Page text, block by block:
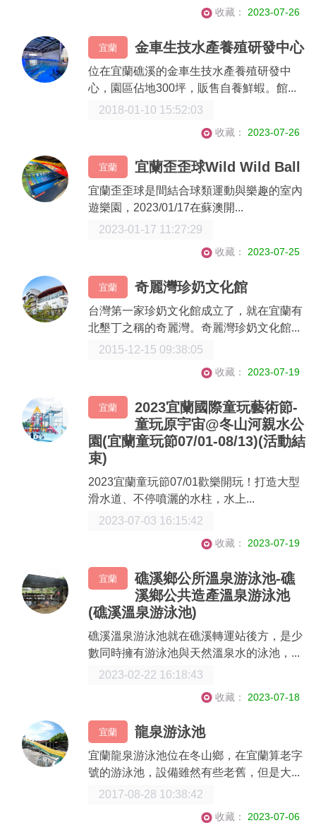
收藏： 2023-07-26
宜蘭 金車生技水產養殖研發中心
位在宜蘭礁溪的金車生技水產養殖研發中
心，園區佔地300坪，販售自養鮮蝦。館...
2018-01-10 15:52:03
收藏： 2023-07-26
宜蘭 宜蘭歪歪球Wild Wild Ball
宜蘭歪歪球是間結合球類運動與樂趣的室內
遊樂園，2023/01/17在蘇澳開...
2023-01-17 11:27:29
收藏： 2023-07-25
宜蘭 奇麗灣珍奶文化館
台灣第一家珍奶文化館成立了，就在宜蘭有
北墾丁之稱的奇麗灣。奇麗灣珍奶文化館...
2015-12-15 09:38:05
收藏： 2023-07-19
宜蘭
2023宜蘭國際童玩藝術節-
童玩原宇宙@冬山河親水公
園(宜蘭童玩節07/01-08/13)(活動結
束)
2023宜蘭童玩節07/01歡樂開玩！打造大型
滑水道、不停噴灑的水柱，水上...
2023-07-03 16:15:42
收藏： 2023-07-19
宜蘭
礁溪鄉公所溫泉游泳池-礁
溪鄉公共造產溫泉游泳池
(礁溪溫泉游泳池)
礁溪溫泉游泳池就在礁溪轉運站後方，是少
數同時擁有游泳池與天然溫泉水的泳池，...
2023-02-22 16:18:43
收藏： 2023-07-18
宜蘭 龍泉游泳池
宜蘭龍泉游泳池位在冬山鄉，在宜蘭算老字
號的游泳池，設備雖然有些老舊，但是大...
2017-08-28 10:38:42
收藏： 2023-07-06